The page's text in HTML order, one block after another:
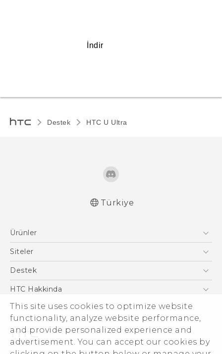
This site uses cookies to optimize website
functionality, analyze website performance,
and provide personalized experience and
advertisement. You can accept our cookies by
İndir
Destek HTC U Ultra‎
Türkiye
Ürünler
Akıllı Telefonlar
VIVE
Siteler
HTC Dev
Destek
Destek Merkezi
HTC Hakkinda
ESG
Yatırımcı (İNGİLİZCE)
Gizlilik Politikası
Ürün Güvenliği